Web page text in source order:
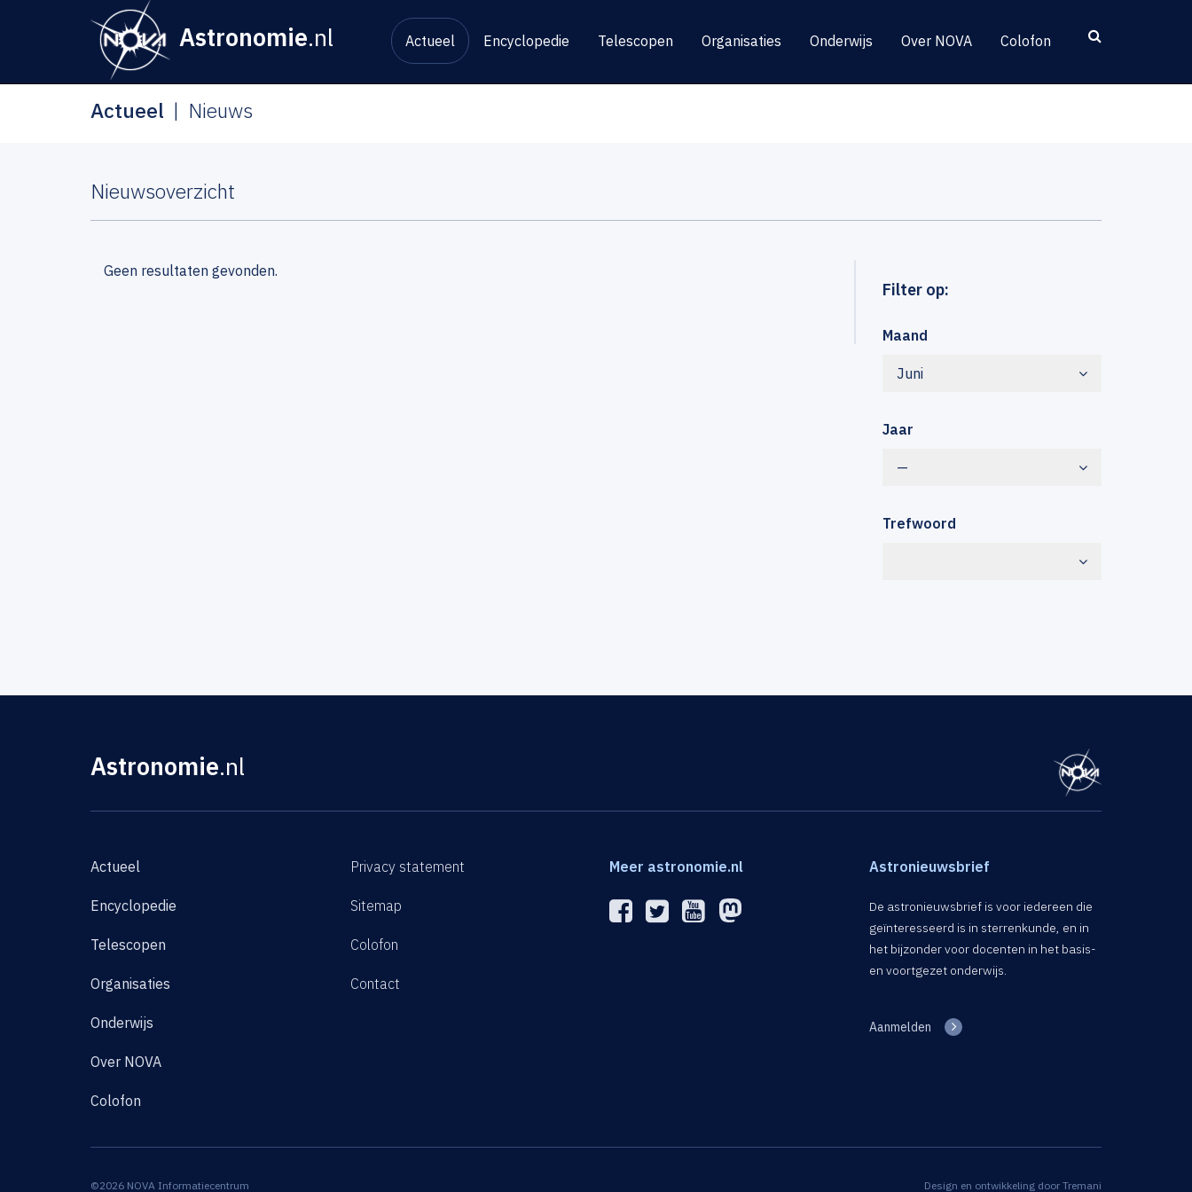
Astronomie.nl Actueel Encyclopedie Telescopen Organisaties Onderwijs Over NOVA Colofon
Actueel Nieuws
Nieuwsoverzicht
Filter op:
Maand
Juni
Jaar
—
Trefwoord
Geen resultaten gevonden.
Astronomie.nl
Actueel
Encyclopedie
Telescopen
Organisaties
Onderwijs
Over NOVA
Colofon
Privacy statement
Sitemap
Colofon
Contact
Meer astronomie.nl Astronieuwsbrief
De astronieuwsbrief is voor iedereen die
geïnteresseerd is in sterrenkunde, en in
het bijzonder voor docenten in het basis-
en voortgezet onderwijs.
Aanmelden
©2026 NOVA Informatiecentrum Design en ontwikkeling door Tremani